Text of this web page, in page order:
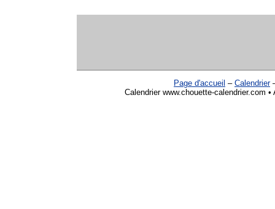
Page d'accueil – Calendrier
Calendrier www.chouette-calendrier.com